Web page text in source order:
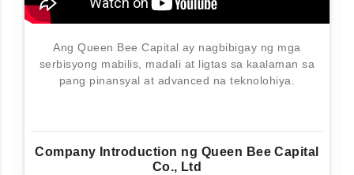
Ang Queen Bee Capital ay nagbibigay ng mga
serbisyong mabilis, madali at ligtas sa kaalaman sa
pang pinansyal at advanced na teknolohiya.
Company Introduction ng Queen Bee Capital
Co., Ltd